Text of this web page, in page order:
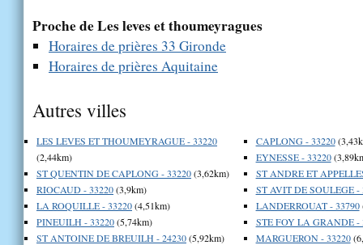
Proche de Les leves et thoumeyragues
Horaires de prières 33 Gironde
Horaires de prières Aquitaine
Autres villes
LES LEVES ET THOUMEYRAGUE - 33220
(2,44km)
ST QUENTIN DE CAPLONG - 33220(3,62km)
RIOCAUD - 33220(3,9km)
LA ROQUILLE - 33220(4,51km)
PINEUILH - 33220(5,74km)
ST ANTOINE DE BREUILH - 24230(5,92km)
CAPLONG - 33220
EYNESSE - 33220
ST ANDRE ET
ST AVIT DE SOULEGE -
LANDERROUAT - 33790
STE FOY LA GRANDE -
MARGUERON - 33220